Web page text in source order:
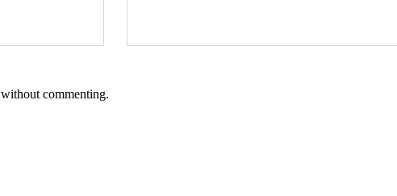
without commenting.